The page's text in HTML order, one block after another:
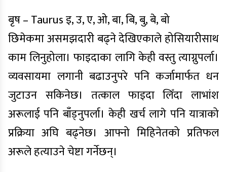
बृष – Taurus इ, उ, ए, ओ, बा, बि, बु, बे, बो
छिमेकमा असमझदारी बढ्ने देखिएकाले होसियारीसाथ
काम लिनुहोला। फाइदाका लागि केही वस्तु त्याग्नुपर्ला।
व्यवसायमा लगानी बढाउनुपरे पनि कर्जामार्फत धन
जुटाउन सकिनेछ। तत्काल फाइदा लिँदा लाभांश
अरूलाई पनि बाँड्नुपर्ला। केही खर्च लागे पनि यात्राको
प्रक्रिया अघि बढ्नेछ। आफ्नो मिहिनेतको प्रतिफल
अरूले हत्याउने चेष्टा गर्नेछन्।